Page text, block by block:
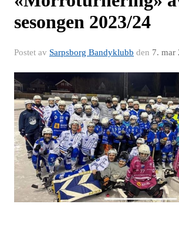
sesongen 2023/24
Postet av Sarpsborg Bandyklubb den 7. mar